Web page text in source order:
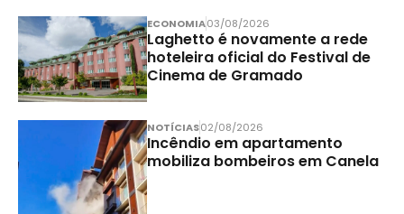
ECONOMIA03/08/2026
Laghetto é novamente a rede
hoteleira oficial do Festival de
Cinema de Gramado
NOTÍCIAS02/08/2026
Incêndio em apartamento
mobiliza bombeiros em Canela